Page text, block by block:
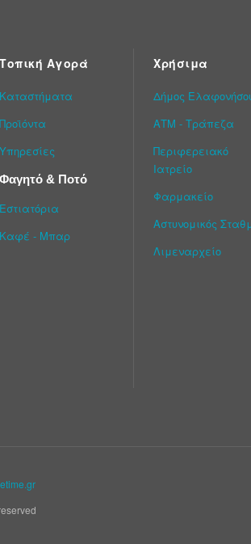
Τοπική Αγορά
Καταστήματα
Προϊόντα
Υπηρεσίες
Φαγητό & Ποτό
Εστιατόρια
Καφέ - Μπαρ
Χρήσιμα
Δήμος
ΑΤΜ - Τράπεζα
Περιφερειακό
Ιατρείο
Φαρμακείο
Αστυνομικός
Λιμεναρχείο